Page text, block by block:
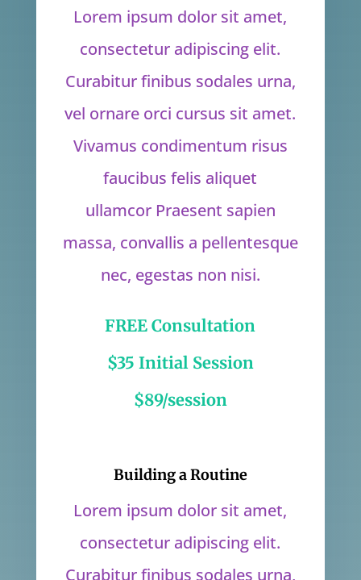
Lorem ipsum dolor sit amet,
consectetur adipiscing elit.
Curabitur finibus sodales urna,
vel ornare orci cursus sit amet.
Vivamus condimentum risus
faucibus felis aliquet
ullamcor Praesent sapien
massa, convallis a pellentesque
nec, egestas non nisi.
FREE Consultation
$35 Initial Session
$89/session
Building a Routine
Lorem ipsum dolor sit amet,
consectetur adipiscing elit.
Curabitur finibus sodales urna,